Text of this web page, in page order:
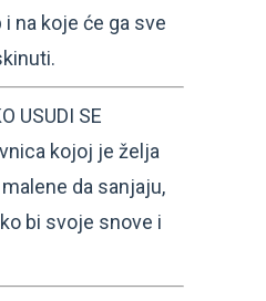
na koje će ga sve
USUDI SE
kojoj je želja
da sanjaju,
bi svoje snove i